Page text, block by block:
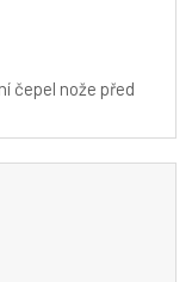
čepel nože před